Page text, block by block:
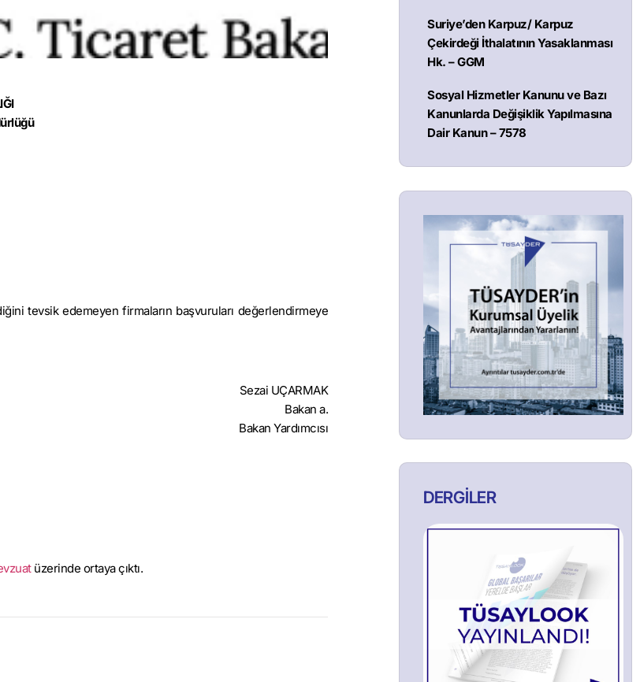
tevsik edemeyen firmaların başvuruları değerlendirmeye
Sezai UÇARMAK
Bakan a.
Bakan Yardımcısı
üzerinde ortaya çıktı.
Suriye’den Karpuz/ Karpuz
Çekirdeği İthalatının Yasaklanması
Hk. – GGM
Sosyal Hizmetler Kanunu ve Bazı
Kanunlarda Değişiklik Yapılmasına
Dair Kanun – 7578
DERGİLER